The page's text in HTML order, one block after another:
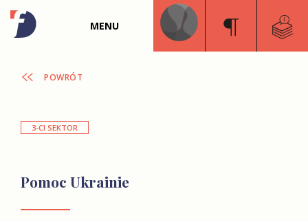
MENU
POWRÓT
3-CI SEKTOR
Pomoc Ukrainie